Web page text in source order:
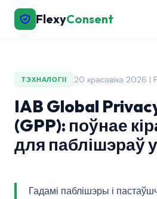
FlexyConsent
ТЭХНАЛОГІІ 20 красавіка 2026 |
IAB Global
(GPP): поўнае
для паблішэраў
Гадамі паблішэры і